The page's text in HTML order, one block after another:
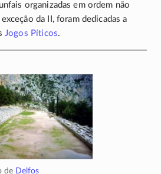
organizadas em ordem não
da II, foram dedicadas a
Jogos Píticos.
de Delfos